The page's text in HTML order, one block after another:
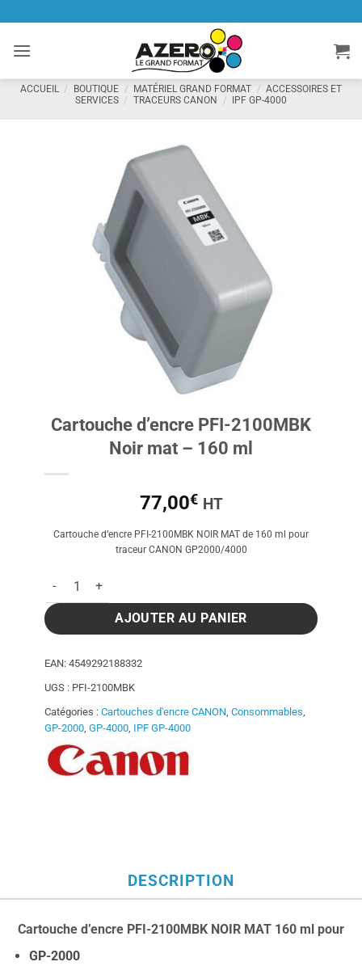
contenu
ACCUEIL / BOUTIQUE / MATÉRIEL GRAND FORMAT / ACCESSOIRES ET
SERVICES / TRACEURS CANON / IPF GP-4000
Cartouche d’encre PFI-2100MBK
Noir mat – 160 ml
77,00€ HT
Cartouche d’encre PFI-2100MBK NOIR MAT de 160 ml pour
traceur CANON GP2000/4000
quantité de Cartouche d'encre PFI-2100MBK Noir mat - 160
AJOUTER AU PANIER
EAN: 4549292188332
UGS : PFI-2100MBK
Catégories : Cartouches d'encre CANON Consommables
GP-2000 GP-4000 IPF GP-4000
DESCRIPTION
Cartouche d’encre PFI-2100MBK NOIR MAT 160 ml pour
GP-2000